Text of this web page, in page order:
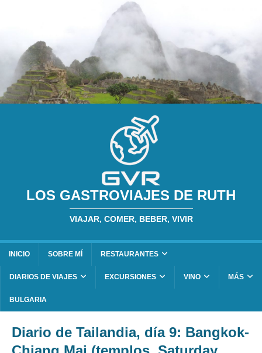
LOS GASTROVIAJES DE RUTH
VIAJAR, COMER, BEBER, VIVIR
INICIO SOBRE MÍ RESTAURANTES
DIARIOS DE VIAJES EXCURSIONES VINO MÁS
BULGARIA
Diario de Tailandia, día 9: Bangkok-